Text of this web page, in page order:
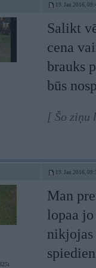
19. Jan 2016,
Salikt
cena
brauks
būs
[ Šo ziņu
19. Jan 2016,
Man
lopaa
nikjojas